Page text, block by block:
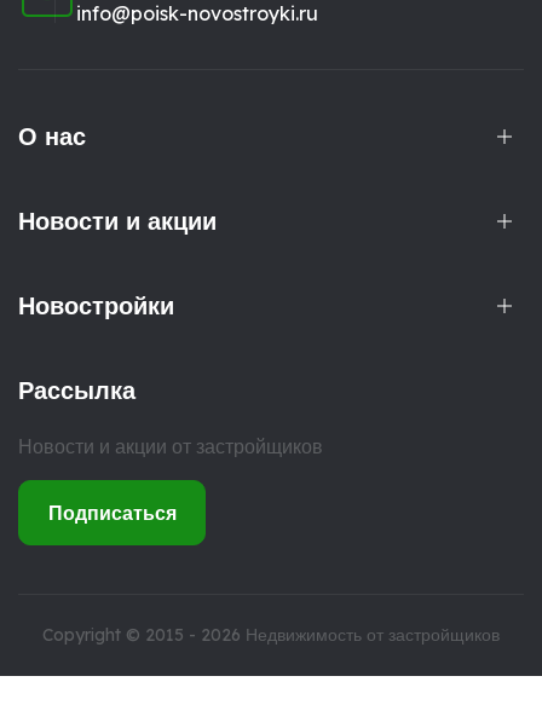
info@poisk-novostroyki.ru
О нас
Новости и акции
Новостройки
Рассылка
Новости и акции от застройщиков
Подписаться
Copyright © 2015 - 2026 Недвижимость от застройщиков